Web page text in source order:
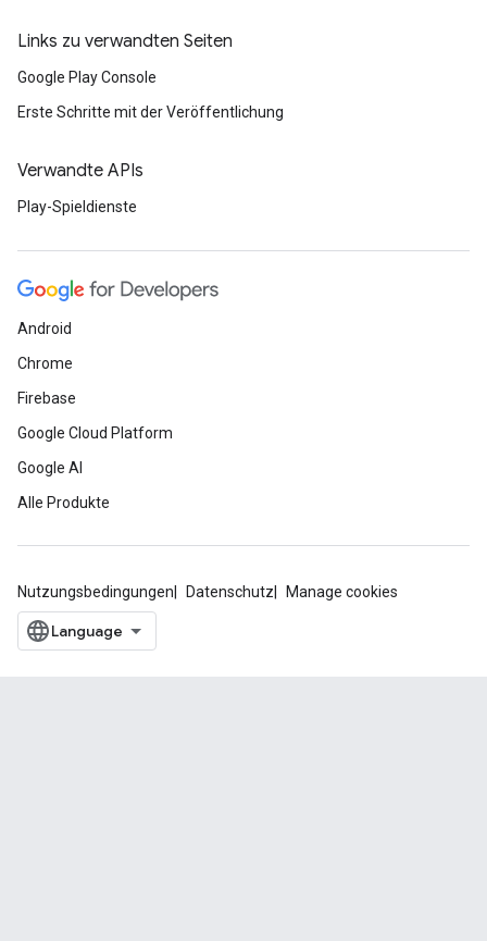
Links zu verwandten Seiten
Google Play Console
Erste Schritte mit der Veröffentlichung
Verwandte APIs
Play-Spieldienste
Android
Chrome
Firebase
Google Cloud Platform
Google AI
Alle Produkte
Nutzungsbedingungen Datenschutz Manage cookies